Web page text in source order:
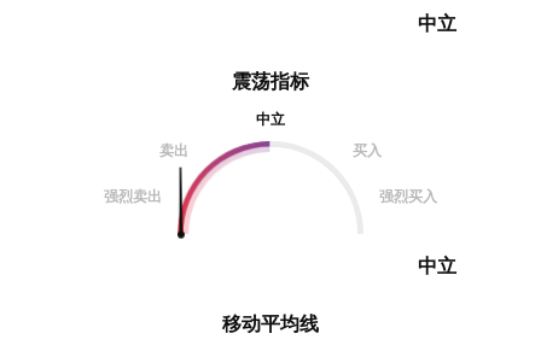
震荡指标
中立
卖出
买入
强烈卖出 强烈买入
中立
中立
移动平均线